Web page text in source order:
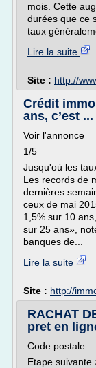
mois. Cette
durées que ce
taux
Lire la suite
Site : http://
Crédit
ans, c’est ...
Voir l'annonce
1/5
Jusqu'où les
Les records de
dernières
ceux de mai
1,5% sur 10
sur 25 ans»,
banques de...
Lire la suite
Site : http://
RACHAT
pret en
Code postale :
Etape suivante